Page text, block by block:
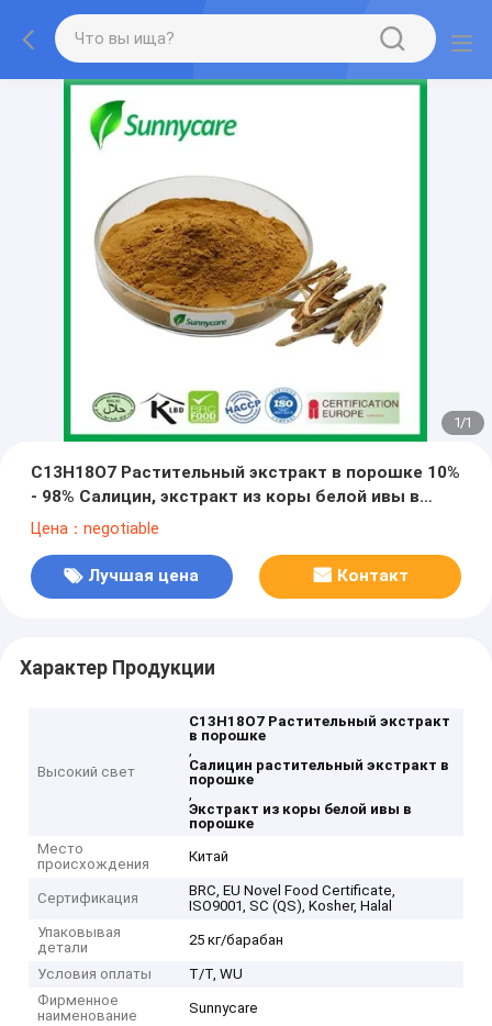
1/1
C13H18O7 Растительный экстракт в порошке 10%
- 98% Салицин, экстракт из коры белой ивы в
порошке
Цена：negotiable
Лучшая цена Контакт
Характер Продукции
Высокий свет
C13H18O7 Растительный экстракт
в порошке
,
Салицин растительный экстракт в
порошке
,
Экстракт из коры белой ивы в
порошке
Место
происхождения
Китай
Сертификация
BRC, EU Novel Food Certificate,
ISO9001, SC (QS), Kosher, Halal
Упаковывая
детали
25 кг/барабан
Условия оплаты
T/T, WU
Фирменное
наименование
Sunnycare